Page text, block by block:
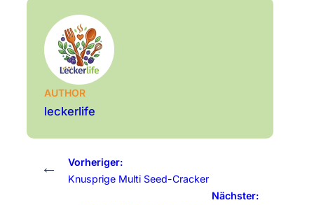
AUTHOR
leckerlife
←
Vorheriger:
Knusprige Multi Seed-Cracker
Nächster: